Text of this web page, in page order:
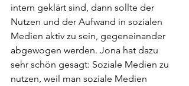
intern geklärt sind, dann sollte der
Nutzen und der Aufwand in sozialen
Medien aktiv zu sein, gegeneinander
abgewogen werden. Jona hat dazu
sehr schön gesagt: Soziale Medien zu
nutzen, weil man soziale Medien